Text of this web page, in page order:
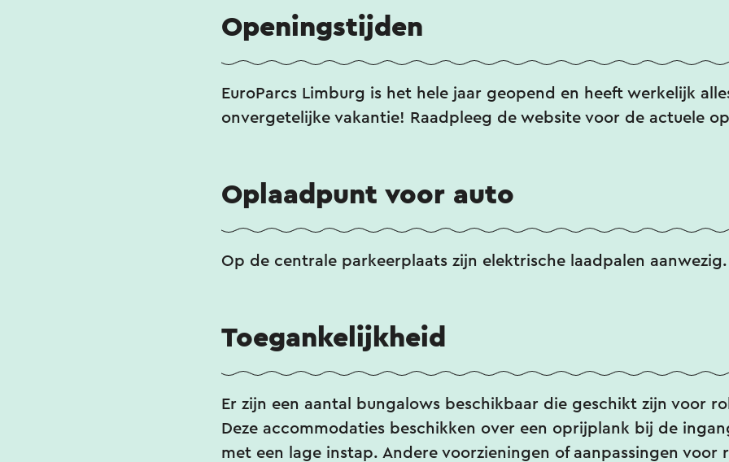
Openingstijden
EuroParcs Limburg is het hele jaar geopend en heeft werkelijk
onvergetelijke vakantie! Raadpleeg de website voor de actuele
Oplaadpunt voor auto
Op de centrale parkeerplaats zijn elektrische laadpalen aanwezig.
Toegankelijkheid
Er zijn een aantal bungalows beschikbaar die geschikt zijn voor
Deze accommodaties beschikken over een oprijplank bij de
met een lage instap. Andere voorzieningen of aanpassingen voor